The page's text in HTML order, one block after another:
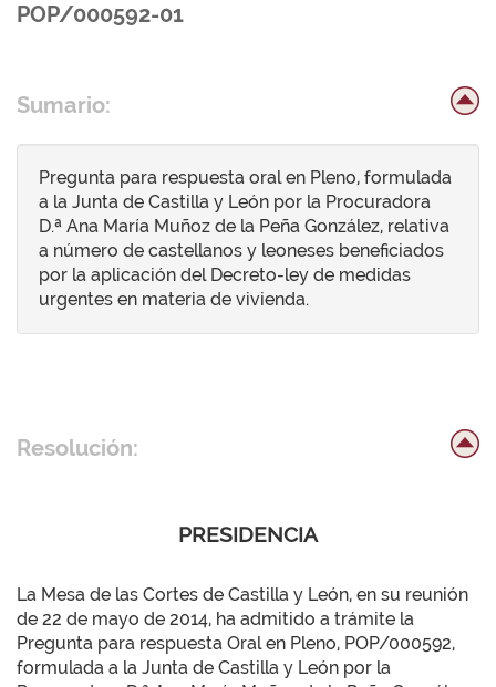
POP/000592-01
Sumario:
Pregunta para respuesta oral en Pleno, formulada
a la Junta de Castilla y León por la Procuradora
D.ª Ana María Muñoz de la Peña González, relativa
a número de castellanos y leoneses beneficiados
por la aplicación del Decreto-ley de medidas
urgentes en materia de vivienda.
Resolución:
PRESIDENCIA
La Mesa de las Cortes de Castilla y León, en su reunión
de 22 de mayo de 2014, ha admitido a trámite la
Pregunta para respuesta Oral en Pleno, POP/000592,
formulada a la Junta de Castilla y León por la